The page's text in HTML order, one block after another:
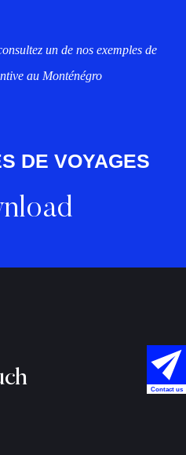
un de nos exemples de
au Monténégro
DE VOYAGES
Contact us